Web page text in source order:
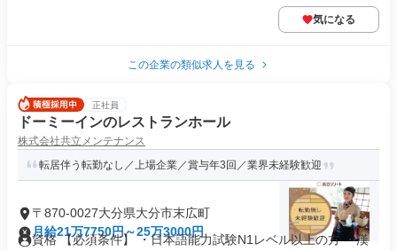
気になる
この企業の類似求人を見る
正社員
ドーミーインのレストランホール
株式会社共立メンテナンス
転居伴う転勤なし／上場企業／賞与年3回／業界未経験歓迎
〒870-0027大分県大分市末広町
月給21万7750円～25万3000円
資格 【必須条件】 ・日本語能力試験N1レベル以上の方 ・漢